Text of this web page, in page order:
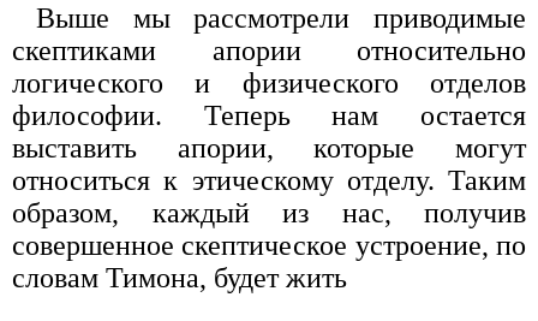
Выше мы рассмотрели приводимые
скептиками апории относительно
логического и физического отделов
философии. Теперь нам остается
выставить апории, которые могут
относиться к этическому отделу. Таким
образом, каждый из нас, получив
совершенное скептическое устроение, по
словам Тимона, будет жить